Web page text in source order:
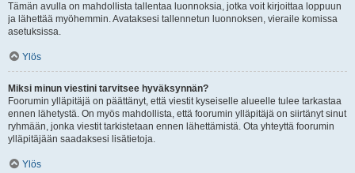
Tämän avulla on mahdollista tallentaa luonnoksia, jotka voit kirjoittaa loppuun
ja lähettää myöhemmin. Avataksesi tallennetun luonnoksen, vieraile komissa
asetuksissa.
Ylös
Miksi minun viestini tarvitsee hyväksynnän?
Foorumin ylläpitäjä on päättänyt, että viestit kyseiselle alueelle tulee tarkastaa
ennen lähetystä. On myös mahdollista, että foorumin ylläpitäjä on siirtänyt sinut
ryhmään, jonka viestit tarkistetaan ennen lähettämistä. Ota yhteyttä foorumin
ylläpitäjään saadaksesi lisätietoja.
Ylös